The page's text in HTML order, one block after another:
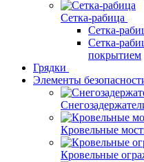
Сетка-рабица
Сетка-
Сетка-
покрытием
Грядки
Элементы
Кровельные
Кровельные